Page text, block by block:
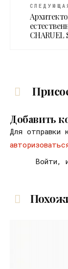
CHARUEL
Добавить
Для отправки
Войти,